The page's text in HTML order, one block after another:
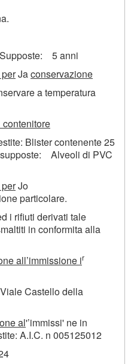
5 anni
Jaconservazione
a temperatura
Blister contenente 25
Alveoli di PVC
Jo
particolare.
i rifiuti derivati tale
in conformita alla
all’immissione ir
Castello della
al'’immissi' ne in
A.I.C. n 005125012